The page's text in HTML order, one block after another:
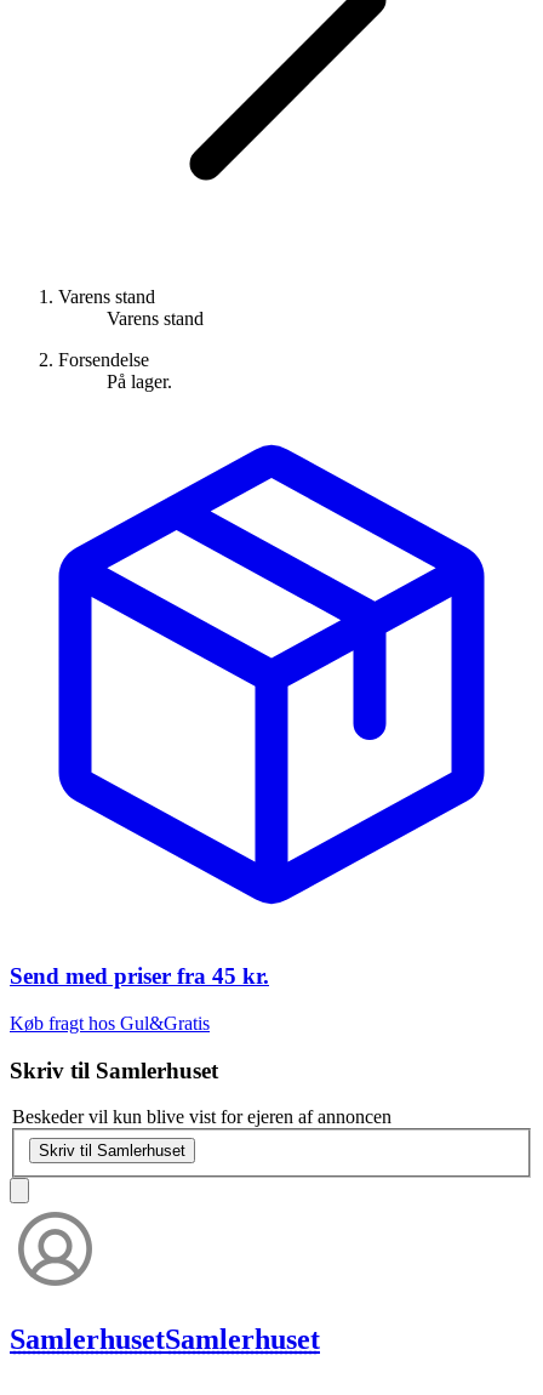
Varens stand
Varens stand
Forsendelse
På lager.
Send med priser fra 45 kr.
Køb fragt hos Gul&Gratis
Skriv til Samlerhuset
Beskeder vil kun blive vist for ejeren af annoncen
Skriv til Samlerhuset
SamlerhusetSamlerhuset